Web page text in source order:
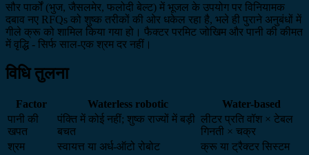
सौर पार्कों (भुज, जैसलमेर, फलोदी बेल्ट) में भूजल के उपयोग पर विनियामक
दबाव नए RFQs को शुष्क तरीकों की ओर धकेल रहा है, भले ही पुराने अनुबंधों में
गीले क्रू को शामिल किया गया हो। फैक्टर परमिट जोखिम और पानी की कीमत
में वृद्धि - सिर्फ साल-एक श्रम दर नहीं।
विधि तुलना
Factor Waterless robotic
Water-based
पानी की
खपत
पंक्ति में कोई नहीं; शुष्क राज्यों में बड़ी
बचत
लीटर प्रति वॉश × टेबल
गिनती × चक्र
श्रम
स्वायत्त या अर्ध-ऑटो रोबोट
क्रू या ट्रैक्टर सिस्टम